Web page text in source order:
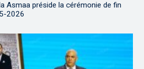
Asmaa préside la cérémonie de fin
2026